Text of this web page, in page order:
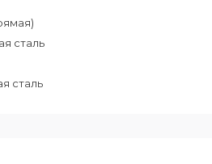
сталь
сталь